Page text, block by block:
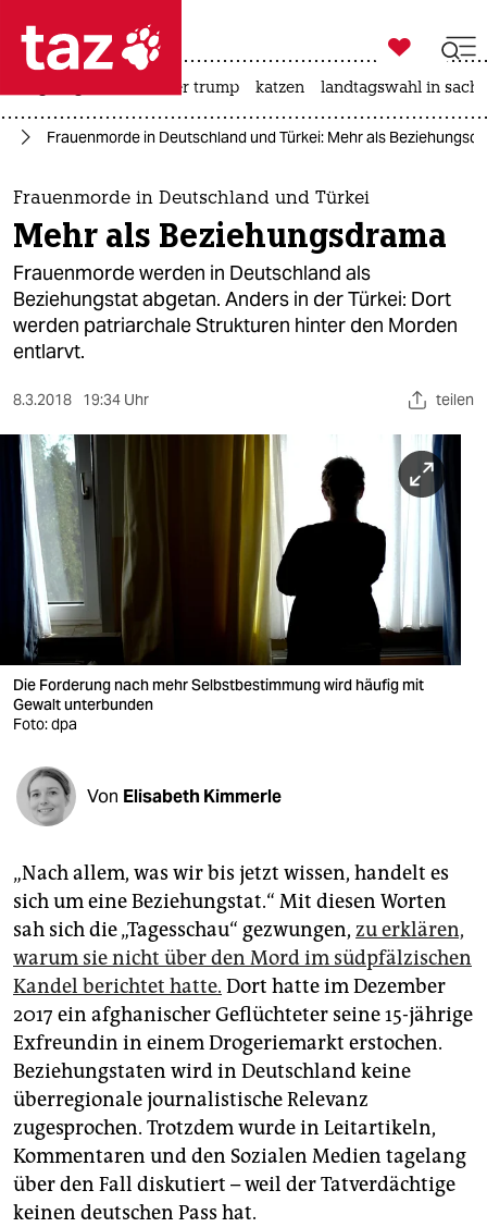
 taz zahl ich
taz zahl ich
themen
politik
öko
gesellschaft
kultur
sport
berlin
nord
wahrheit
verlag
verlag
veranstaltungen
shop
fragen & hilfe
abo
genossenschaft
epaper login

taz zahl ich
usa unter trump katzen landtagswahl in
Frauenmorde in Deutschland und Türkei: Mehr als
Frauenmorde in Deutschland und Türkei
Mehr als Beziehungsdrama
Frauenmorde werden in Deutschland als
Beziehungstat abgetan. Anders in der Türkei: Dort
werden patriarchale Strukturen hinter den Morden
entlarvt.
8.3.2018 19:34 Uhr teilen
Die Forderung nach mehr Selbstbestimmung wird häufig mit
Gewalt unterbunden
Foto: dpa
Von Elisabeth Kimmerle
„Nach allem, was wir bis jetzt wissen, handelt es
sich um eine Beziehungstat.“ Mit diesen Worten
sah sich die „Tagesschau“ gezwungen, zu erklären,
warum sie nicht über den Mord im südpfälzischen
Kandel berichtet hatte. Dort hatte im Dezember
2017 ein afghanischer Geflüchteter seine 15-jährige
Exfreundin in einem Drogeriemarkt erstochen.
Beziehungstaten wird in Deutschland keine
überregionale journalistische Relevanz
zugesprochen. Trotzdem wurde in Leitartikeln,
Kommentaren und den Sozialen Medien tagelang
über den Fall diskutiert – weil der Tatverdächtige
keinen deutschen Pass hat.